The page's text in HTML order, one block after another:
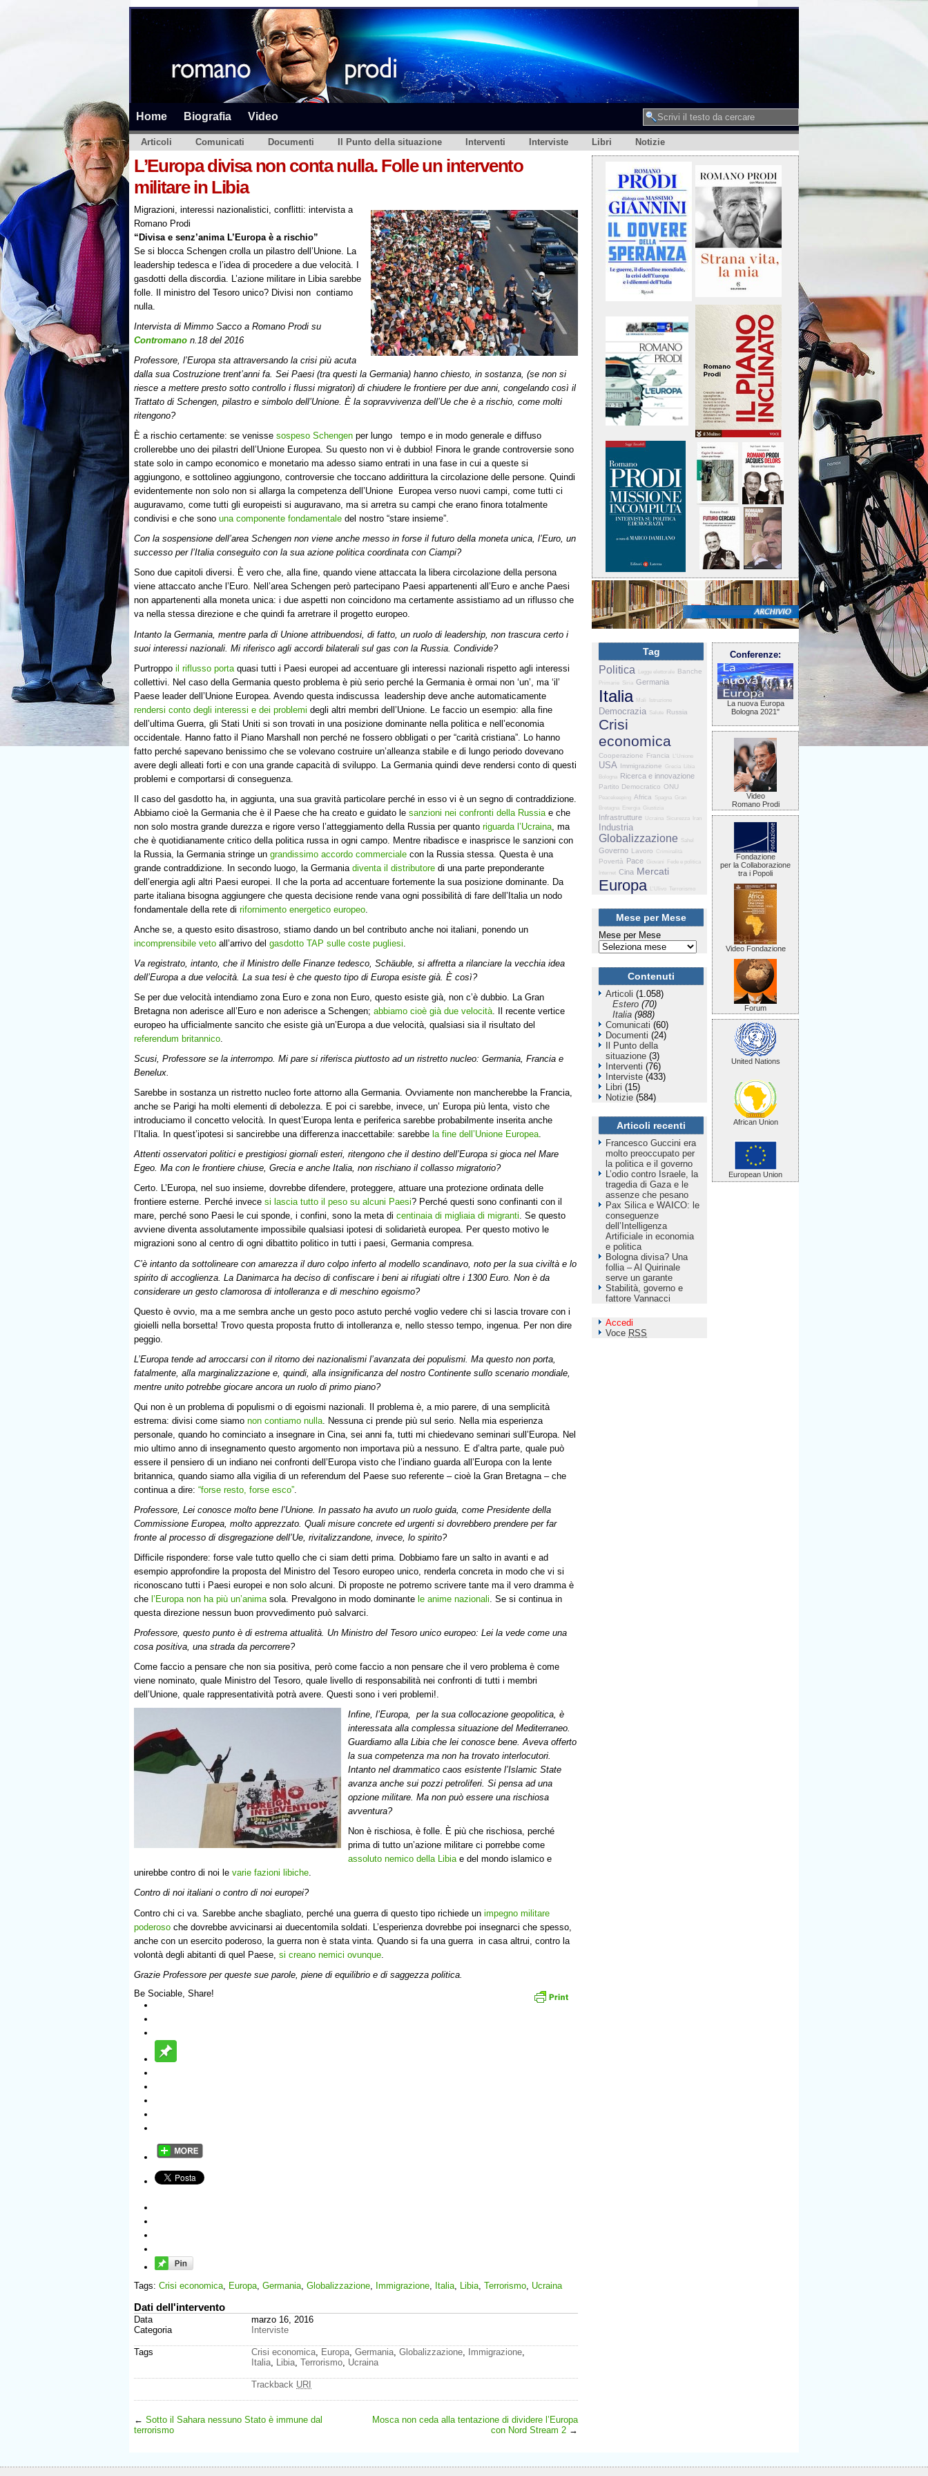
Home Biografia Video
Articoli Comunicati Documenti Il Punto della situazione Interventi Interviste Libri Notizie
L’Europa divisa non conta nulla. Folle un intervento
militare in Libia
Migrazioni, interessi nazionalistici, conflitti: intervista a
Romano Prodi
“Divisa e senz’anima L’Europa è a rischio”
Se si blocca Schengen crolla un pilastro dell’Unione. La
leadership tedesca e l’idea di procedere a due velocità. I
gasdotti della discordia. L’azione militare in Libia sarebbe
folle. Il ministro del Tesoro unico? Divisi non contiamo
nulla.
Intervista di Mimmo Sacco a Romano Prodi su
Contromano n.18 del 2016
Professore, l’Europa sta attraversando la crisi più acuta
dalla sua Costruzione trent’anni fa. Sei Paesi (tra questi la Germania) hanno chiesto, in sostanza, (se non si
riesce a mettere presto sotto controllo i flussi migratori) di chiudere le frontiere per due anni, congelando così il
Trattato di Schengen, pilastro e simbolo dell’Unione. È la sopravvivenza dell’Ue che è a rischio, come molti
ritengono?
È a rischio certamente: se venisse sospeso Schengen per lungo tempo e in modo generale e diffuso
crollerebbe uno dei pilastri dell’Unione Europea. Su questo non vi è dubbio! Finora le grande controversie sono
state solo in campo economico e monetario ma adesso siamo entrati in una fase in cui a queste si
aggiungono, e sottolineo aggiungono, controversie che toccano addirittura la circolazione delle persone. Quindi
evidentemente non solo non si allarga la competenza dell’Unione Europea verso nuovi campi, come tutti ci
auguravamo, come tutti gli europeisti si auguravano, ma si arretra su campi che erano finora totalmente
condivisi e che sono una componente fondamentale del nostro “stare insieme”.
Con la sospensione dell’area Schengen non viene anche messo in forse il futuro della moneta unica, l’Euro, un
successo per l’Italia conseguito con la sua azione politica coordinata con Ciampi?
Sono due capitoli diversi. È vero che, alla fine, quando viene attaccata la libera circolazione della persona
viene attaccato anche l’Euro. Nell’area Schengen però partecipano Paesi appartenenti all’Euro e anche Paesi
non appartenenti alla moneta unica: i due aspetti non coincidono ma certamente assistiamo ad un riflusso che
va nella stessa direzione e che quindi fa arretrare il progetto europeo.
Intanto la Germania, mentre parla di Unione attribuendosi, di fatto, un ruolo di leadership, non trascura certo i
suoi interessi nazionali. Mi riferisco agli accordi bilaterali sul gas con la Russia. Condivide?
Purtroppo il riflusso porta quasi tutti i Paesi europei ad accentuare gli interessi nazionali rispetto agli interessi
collettivi. Nel caso della Germania questo problema è più serio perché la Germania è ormai non ‘un’, ma ‘il’
Paese leader dell’Unione Europea. Avendo questa indiscussa leadership deve anche automaticamente
rendersi conto degli interessi e dei problemi degli altri membri dell’Unione. Le faccio un esempio: alla fine
dell’ultima Guerra, gli Stati Uniti si son trovati in una posizione dominante nella politica e nell’economia
occidentale. Hanno fatto il Piano Marshall non perché ne fossero obbligati o per “carità cristiana”. Lo hanno
fatto perché sapevano benissimo che se volevano costruire un’alleanza stabile e di lungo periodo dovevano
avere degli alleati forti e con una grande capacità di sviluppo. La Germania quindi deve rendersi conto di questi
problemi e comportarsi di conseguenza.
Il caso del gasdotto ha, in aggiunta, una sua gravità particolare perché in esso vi è un segno di contraddizione.
Abbiamo cioè la Germania che è il Paese che ha creato e guidato le sanzioni nei confronti della Russia e che
non solo mostra grande durezza e rigore verso l’atteggiamento della Russia per quanto riguarda l’Ucraina , ma
che è quotidianamente critico della politica russa in ogni campo. Mentre ribadisce e inasprisce le sanzioni con
la Russia, la Germania stringe un grandissimo accordo commerciale con la Russia stessa. Questa è una
grande contraddizione. In secondo luogo, la Germania diventa il distributore di una parte preponderante
dell’energia agli altri Paesi europei. Il che la porta ad accentuare fortemente la sua posizione dominante. Da
parte italiana bisogna aggiungere che questa decisione rende vana ogni possibilità di fare dell’Italia un nodo
fondamentale della rete di rifornimento energetico europeo
Anche se, a questo esito disastroso, stiamo dando un bel contributo anche noi italiani, ponendo un
incomprensibile veto all’arrivo del gasdotto TAP sulle coste pugliesi
Va registrato, intanto, che il Ministro delle Finanze tedesco, Schäuble, si affretta a rilanciare la vecchia idea
dell’Europa a due velocità. La sua tesi è che questo tipo di Europa esiste già. È così?
Se per due velocità intendiamo zona Euro e zona non Euro, questo esiste già, non c’è dubbio. La Gran
Bretagna non aderisce all’Euro e non aderisce a Schengen; abbiamo cioè già due velocità. Il recente vertice
europeo ha ufficialmente sancito che esiste già un’Europa a due velocità, qualsiasi sia il risultato del
referendum britannico.
Scusi, Professore se la interrompo. Mi pare si riferisca piuttosto ad un ristretto nucleo: Germania, Francia e
Benelux.
Sarebbe in sostanza un ristretto nucleo forte attorno alla Germania. Ovviamente non mancherebbe la Francia,
anche se Parigi ha molti elementi di debolezza. E poi ci sarebbe, invece, un’ Europa più lenta, visto che
introduciamo il concetto velocità. In quest’Europa lenta e periferica sarebbe probabilmente inserita anche
l’Italia. In quest’ipotesi si sancirebbe una differenza inaccettabile: sarebbe la fine dell’Unione Europea.
Attenti osservatori politici e prestigiosi giornali esteri, ritengono che il destino dell’Europa si gioca nel Mare
Egeo. Ma con le frontiere chiuse, Grecia e anche Italia, non rischiano il collasso migratorio?
Certo. L’Europa, nel suo insieme, dovrebbe difendere, proteggere, attuare una protezione ordinata delle
frontiere esterne. Perché invece si lascia tutto il peso su alcuni Paesi? Perché questi sono confinanti con il
mare, perché sono Paesi le cui sponde, i confini, sono la meta di centinaia di migliaia di migranti. Se questo
avviene diventa assolutamente impossibile qualsiasi ipotesi di solidarietà europea. Per questo motivo le
migrazioni sono al centro di ogni dibattito politico in tutti i paesi, Germania compresa.
C’è intanto da sottolineare con amarezza il duro colpo inferto al modello scandinavo, noto per la sua civiltà e lo
spirito di accoglienza. La Danimarca ha deciso di confiscare i beni ai rifugiati oltre i 1300 Euro. Non è da
considerare un gesto clamorosa di intolleranza e di meschino egoismo?
Questo è ovvio, ma a me sembra anche un gesto poco astuto perché voglio vedere chi si lascia trovare con i
gioielli nella borsetta! Trovo questa proposta frutto di intolleranza e, nello stesso tempo, ingenua. Per non dire
peggio.
L’Europa tende ad arroccarsi con il ritorno dei nazionalismi l’avanzata dei populismi. Ma questo non porta,
fatalmente, alla marginalizzazione e, quindi, alla insignificanza del nostro Continente sullo scenario mondiale,
mentre unito potrebbe giocare ancora un ruolo di primo piano?
Qui non è un problema di populismi o di egoismi nazionali. Il problema è, a mio parere, di una semplicità
estrema: divisi come siamo non contiamo nulla . Nessuna ci prende più sul serio. Nella mia esperienza
personale, quando ho cominciato a insegnare in Cina, sei anni fa, tutti mi chiedevano seminari sull’Europa. Nel
mio ultimo anno di insegnamento questo argomento non importava più a nessuno. E d’altra parte, quale può
essere il pensiero di un indiano nei confronti dell’Europa visto che l’indiano guarda all’Europa con la lente
britannica, quando siamo alla vigilia di un referendum del Paese suo referente – cioè la Gran Bretagna – che
continua a dire: “forse resto, forse esco”
Professore, Lei conosce molto bene l’Unione. In passato ha avuto un ruolo guida, come Presidente della
Commissione Europea, molto apprezzato. Quali misure concrete ed urgenti si dovrebbero prendere per far
fronte al processo di disgregazione dell’Ue, rivitalizzandone, invece, lo spirito?
Difficile rispondere: forse vale tutto quello che ci siam detti prima. Dobbiamo fare un salto in avanti e ad
esempio approfondire la proposta del Ministro del Tesoro europeo unico, renderla concreta in modo che vi si
riconoscano tutti i Paesi europei e non solo alcuni. Di proposte ne potremo scrivere tante ma il vero dramma è
che l’Europa non ha più un’anima sola. Prevalgono in modo dominante le anime nazionali . Se si continua in
questa direzione nessun buon provvedimento può salvarci.
Professore, questo punto è di estrema attualità. Un Ministro del Tesoro unico europeo: Lei la vede come una
cosa positiva, una strada da percorrere?
Come faccio a pensare che non sia positiva, però come faccio a non pensare che il vero problema è come
viene nominato, quale Ministro del Tesoro, quale livello di responsabilità nei confronti di tutti i membri
dell’Unione, quale rappresentatività potrà avere. Questi sono i veri problemi!.
Infine, l’Europa, per la sua collocazione geopolitica, è
interessata alla complessa situazione del Mediterraneo.
Guardiamo alla Libia che lei conosce bene. Aveva offerto
la sua competenza ma non ha trovato interlocutori.
Intanto nel drammatico caos esistente l’Islamic State
avanza anche sui pozzi petroliferi. Si pensa ad una
opzione militare. Ma non può essere una rischiosa
avventura?
Non è rischiosa, è folle. È più che rischiosa, perché
prima di tutto un’azione militare ci porrebbe come
assoluto nemico della Libiae del mondo islamico e
unirebbe contro di noi le varie fazioni libiche.
Contro di noi italiani o contro di noi europei?
Contro chi ci va. Sarebbe anche sbagliato, perché una guerra di questo tipo richiede un impegno militare
poderoso che dovrebbe avvicinarsi ai duecentomila soldati. L’esperienza dovrebbe poi insegnarci che spesso,
anche con un esercito poderoso, la guerra non è stata vinta. Quando si fa una guerra in casa altrui, contro la
volontà degli abitanti di quel Paese, si creano nemici ovunque
Grazie Professore per queste sue parole, piene di equilibrio e di saggezza politica.
Be Sociable, Share!
Tags: Crisi economica Europa Germania Globalizzazione Immigrazione Italia Libia Terrorismo Ucraina
Dati dell'intervento
Data
Categoria
marzo 16, 2016
Interviste
Tags Crisi economica Europa Germania Globalizzazione Immigrazione
Italia
Libia Terrorismo Ucraina
Trackback URI
← Sotto il Sahara nessuno Stato è immune dal
terrorismo
Mosca non ceda alla tentazione di dividere l’Europa
con Nord Stream 2 →
Tag
Politica Legge elettorale Banche
Primarie Siria Germania
Italia Mali Istruzione
Democrazia Salute Russia
Crisi
economica
Cooperazione Francia L'Unione
USA Immigrazione Grecia
Libia
Bologna Ricerca e innovazione
Partito Democratico ONU
Peacekeeping Africa Spagna
Gran
Bretagna
Energia Giustizia
Infrastrutture Ucraina Sicurezza Iran
Industria
Globalizzazione Sahel
Governo Lavoro Criminalità
Povertà Pace Giovani
Fede e politica
Internet Cina Mercati
Europa L'Ulivo Terrorismo
Mese per Mese
Mese per Mese
Contenuti
Articoli (1.058)
Estero (70)
Italia (988)
Comunicati (60)
Documenti (24)
Il Punto della
situazione (3)
Interventi (76)
Interviste (433)
Libri (15)
Notizie (584)
Articoli recenti
Francesco Guccini era
molto preoccupato per
la politica e il governo
L’odio contro Israele, la
tragedia di Gaza e le
assenze che pesano
Pax Silica e WAICO: le
conseguenze
dell’Intelligenza
Artificiale in economia
e politica
Bologna divisa? Una
follia – Al Quirinale
serve un garante
Stabilità, governo e
fattore Vannacci
Accedi
Voce RSS
Conferenze:
La nuova Europa
Bologna 2021"
Video
Romano Prodi
Fondazione
per la Collaborazione
tra i Popoli
Video Fondazione
Forum
United Nations
African Union
European Union